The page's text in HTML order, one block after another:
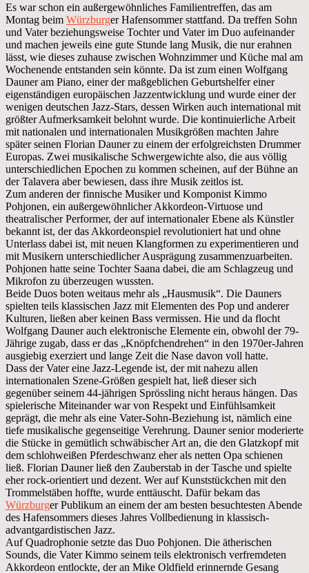
Es war schon ein außergewöhnliches Familientreffen, das am
Montag beim Würzburger Hafensommer stattfand. Da treffen Sohn
und Vater beziehungsweise Tochter und Vater im Duo aufeinander
und machen jeweils eine gute Stunde lang Musik, die nur erahnen
lässt, wie dieses zuhause zwischen Wohnzimmer und Küche mal am
Wochenende entstanden sein könnte. Da ist zum einen Wolfgang
Dauner am Piano, einer der maßgeblichen Geburtshelfer einer
eigenständigen europäischen Jazzentwicklung und wurde einer der
wenigen deutschen Jazz-Stars, dessen Wirken auch international mit
größter Aufmerksamkeit belohnt wurde. Die kontinuierliche Arbeit
mit nationalen und internationalen Musikgrößen machten Jahre
später seinen Florian Dauner zu einem der erfolgreichsten Drummer
Europas. Zwei musikalische Schwergewichte also, die aus völlig
unterschiedlichen Epochen zu kommen scheinen, auf der Bühne an
der Talavera aber bewiesen, dass ihre Musik zeitlos ist.
Zum anderen der finnische Musiker und Komponist Kimmo
Pohjonen, ein außergewöhnlicher Akkordeon-Virtuose und
theatralischer Performer, der auf internationaler Ebene als Künstler
bekannt ist, der das Akkordeonspiel revolutioniert hat und ohne
Unterlass dabei ist, mit neuen Klangformen zu experimentieren und
mit Musikern unterschiedlicher Ausprägung zusammenzuarbeiten.
Pohjonen hatte seine Tochter Saana dabei, die am Schlagzeug und
Mikrofon zu überzeugen wussten.
Beide Duos boten weitaus mehr als „Hausmusik“. Die Dauners
spielten teils klassischen Jazz mit Elementen des Pop und anderer
Kulturen, ließen aber keinen Bass vermissen. Hie und da flocht
Wolfgang Dauner auch elektronische Elemente ein, obwohl der 79-
Jährige zugab, dass er das „Knöpfchendrehen“ in den 1970er-Jahren
ausgiebig exerziert und lange Zeit die Nase davon voll hatte.
Dass der Vater eine Jazz-Legende ist, der mit nahezu allen
internationalen Szene-Größen gespielt hat, ließ dieser sich
gegenüber seinem 44-jährigen Sprössling nicht heraus hängen. Das
spielerische Miteinander war von Respekt und Einfühlsamkeit
geprägt, die mehr als eine Vater-Sohn-Beziehung ist, nämlich eine
tiefe musikalische gegenseitige Verehrung. Dauner senior moderierte
die Stücke in gemütlich schwäbischer Art an, die den Glatzkopf mit
dem schlohweißen Pferdeschwanz eher als netten Opa schienen
ließ. Florian Dauner ließ den Zauberstab in der Tasche und spielte
eher rock-orientiert und dezent. Wer auf Kunststückchen mit den
Trommelstäben hoffte, wurde enttäuscht. Dafür bekam das
Würzburger Publikum an einem der am besten besuchtesten Abende
des Hafensommers dieses Jahres Vollbedienung in klassisch-
advantgardistischen Jazz.
Auf Quadrophonie setzte das Duo Pohjonen. Die ätherischen
Sounds, die Vater Kimmo seinem teils elektronisch verfremdeten
Akkordeon entlockte, der an Mike Oldfield erinnernde Gesang